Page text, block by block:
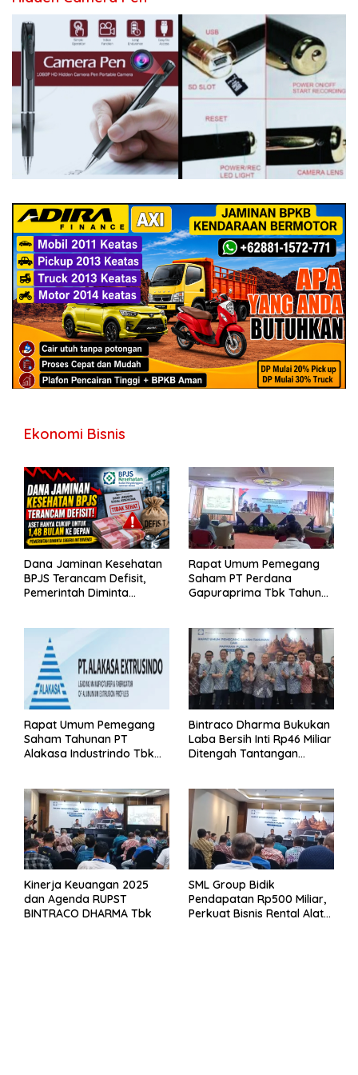
Ekonomi Bisnis
Dana Jaminan Kesehatan
BPJS Terancam Defisit,
Pemerintah Diminta
Rapat Umum Pemegang
Saham PT Perdana
Gapuraprima Tbk Tahun
Rapat Umum Pemegang
Saham Tahunan PT
Alakasa Industrindo Tbk
Bintraco Dharma Bukukan
Laba Bersih Inti Rp46 Miliar
Ditengah Tantangan
Kinerja Keuangan 2025
dan Agenda RUPST
BINTRACO DHARMA Tbk
SML Group Bidik
Pendapatan Rp500 Miliar,
Perkuat Bisnis Rental Alat